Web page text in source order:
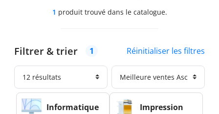
Filtrer & trier 1 Réinitialiser les filtres
Informatique Impression
1 produit trouvédans le catalogue.